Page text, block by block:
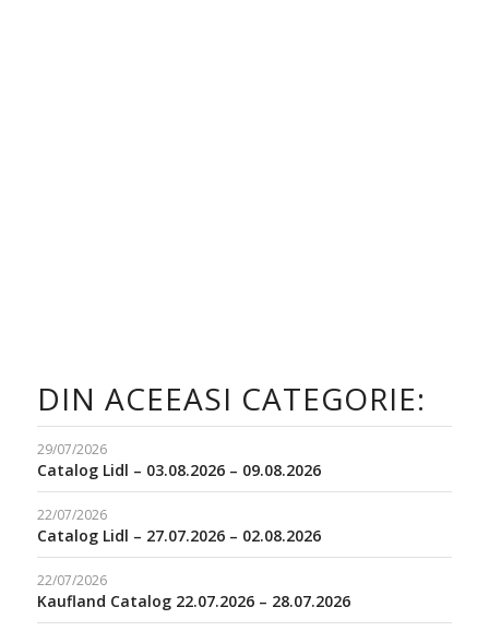
DIN ACEEASI CATEGORIE:
29/07/2026
Catalog Lidl – 03.08.2026 – 09.08.2026
22/07/2026
Catalog Lidl – 27.07.2026 – 02.08.2026
22/07/2026
Kaufland Catalog 22.07.2026 – 28.07.2026